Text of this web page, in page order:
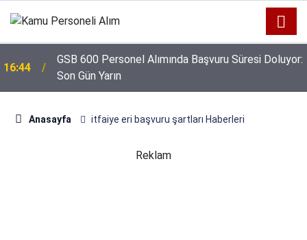
16:44
GSB 600 Personel Alımında Başvuru Süresi Doluyor:
Son Gün Yarın
Anasayfa itfaiye eri başvuru şartları Haberleri
Reklam